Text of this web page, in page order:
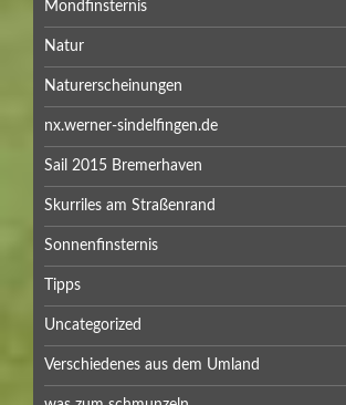
Mondfinsternis
Natur
Naturerscheinungen
nx.werner-sindelfingen.de
Sail 2015 Bremerhaven
Skurriles am Straßenrand
Sonnenfinsternis
Tipps
Uncategorized
Verschiedenes aus dem Umland